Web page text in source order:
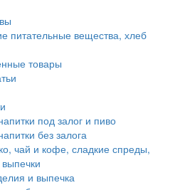
питательные вещества, хлеб
товары
под залог и пиво
без залога
чай и кофе, сладкие спреды,
и выпечка